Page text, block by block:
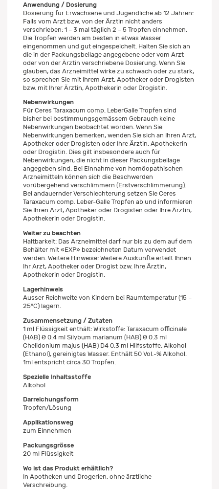
Anwendung / Dosierung
Dosierung für Erwachsene und Jugendliche ab 12 Jahren:
Falls vom Arzt bzw. von der Ärztin nicht anders
verschrieben: 1 – 3 mal täglich 2 – 5 Tropfen einnehmen.
Die Tropfen werden am besten in etwas Wasser
eingenommen und gut eingespeichelt. Halten Sie sich an
die in der Packungsbeilage angegebene oder vom Arzt
oder von der Ärztin verschriebene Dosierung. Wenn Sie
glauben, das Arzneimittel wirke zu schwach oder zu stark,
so sprechen Sie mit Ihrem Arzt, Apotheker oder Drogisten
bzw. mit Ihrer Ärztin, Apothekerin oder Drogistin.
Nebenwirkungen
Für Ceres Taraxacum comp. LeberGalle Tropfen sind
bisher bei bestimmungsgemässem Gebrauch keine
Nebenwirkungen beobachtet worden. Wenn Sie
Nebenwirkungen bemerken, wenden Sie sich an Ihren Arzt,
Apotheker oder Drogisten oder Ihre Ärztin, Apothekerin
oder Drogistin. Dies gilt insbesondere auch für
Nebenwirkungen, die nicht in dieser Packungsbeilage
angegeben sind. Bei Einnahme von homöopathischen
Arzneimitteln können sich die Beschwerden
vorübergehend verschlimmern (Erstverschlimmerung).
Bei andauernder Verschlechterung setzen Sie Ceres
Taraxacum comp. Leber-Galle Tropfen ab und informieren
Sie Ihren Arzt, Apotheker oder Drogisten oder Ihre Ärztin,
Apothekerin oder Drogistin.
Weiter zu beachten
Haltbarkeit: Das Arzneimittel darf nur bis zu dem auf dem
Behälter mit «EXP» bezeichneten Datum verwendet
werden. Weitere Hinweise: Weitere Auskünfte erteilt Ihnen
Ihr Arzt, Apotheker oder Drogist bzw. Ihre Ärztin,
Apothekerin oder Drogistin.
Lagerhinweis
Ausser Reichweite von Kindern bei Raumtemperatur (15 –
25°C) lagern.
Zusammensetzung / Zutaten
1 ml Flüssigkeit enthält: Wirkstoffe: Taraxacum officinale
(HAB) Ø 0.4 ml Silybum marianum (HAB) Ø 0.3 ml
Chelidonium majus (HAB) D4 0.3 ml Hilfsstoffe: Alkohol
(Ethanol), gereinigtes Wasser. Enthält 50 Vol.-% Alkohol.
1ml entspricht circa 30 Tropfen.
Spezielle Inhaltsstoffe
Alkohol
Darreichungsform
Tropfen/Lösung
Applikationsweg
zum Einnehmen
Packungsgrösse
20 ml Flüssigkeit
Wo ist das Produkt erhältlich?
In Apotheken und Drogerien, ohne ärztliche
Verschreibung.